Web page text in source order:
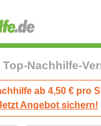
Nachhilfe-
ab 4,50 € pro
Angebot sichern!